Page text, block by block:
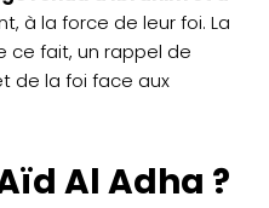
à la force de leur foi. La
ce fait, un rappel de
de la foi face aux
Al Adha ?